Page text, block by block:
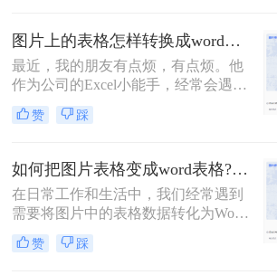
换成Word文档的方法，帮助您轻松完
成这一任务。
图片上的表格怎样转换成word表格？教你转换的二个方法！
最近，我的朋友有点烦，有点烦。他
作为公司的Excel小能手，经常会遇到
同事发Excel表过来咨询的情况。他们
的口头禅通常都是：“大神，大神，
对呢？”顺带一张Excel截图。对，是
截图！如何在一张截图上发现问题，
查找答案呢？这是一个问题。更大的
问题是，老板也喜欢这样……今天就
来给大家分享二个技巧，「图片上的
表格怎样转换成word表格」
赞 踩
如何把图片表格变成word表格?教你三招轻松搞定！
在日常工作和生活中，我们经常遇到
需要将图片中的表格数据转化为Word
文档中的表格的情况。这样的需求常
见于数据提取、文档编辑、报告撰写
赞 踩